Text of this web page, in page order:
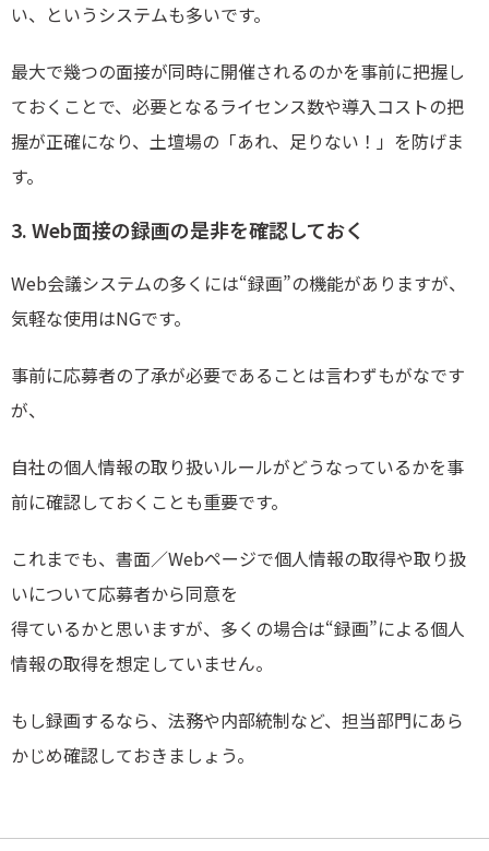
い、というシステムも多いです。
最大で幾つの面接が同時に開催されるのかを事前に把握し
ておくことで、必要となるライセンス数や導入コストの把
握が正確になり、土壇場の「あれ、足りない！」を防げま
す。
3. Web面接の録画の是非を確認しておく
Web会議システムの多くには“録画”の機能がありますが、
気軽な使用はNGです。
事前に応募者の了承が必要であることは言わずもがなです
が、
自社の個人情報の取り扱いルールがどうなっているかを事
前に確認しておくことも重要です。
これまでも、書面／Webページで個人情報の取得や取り扱
いについて応募者から同意を
得ているかと思いますが、多くの場合は“録画”による個人
情報の取得を想定していません。
もし録画するなら、法務や内部統制など、担当部門にあら
かじめ確認しておきましょう。